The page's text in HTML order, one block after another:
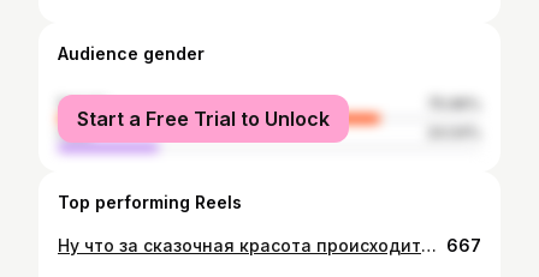
Audience gender
female
male
Start a Free Trial to Unlock
Top performing Reels
Ну что за сказочная красота происходит🪄😻 667